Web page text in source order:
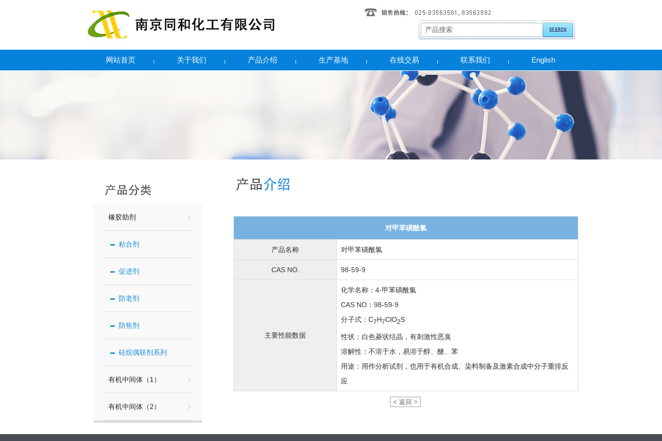
网站首页 关于我们 产品介绍 生产基地 在线交易 联系我们 English
橡胶助剂
粘合剂
促进剂
防老剂
防焦剂
硅烷偶联剂系列
有机中间体（1）
有机中间体（2）
对甲苯磺酰氯
产品名称 对甲苯磺酰氯
CAS NO. 98-59-9
主要性能数据
化学名称：4-甲苯磺酰氯
CAS NO：98-59-9
分子式： C7H7ClO2S
性状：白色菱状结晶，有刺激性恶臭
溶解性：不溶于水，易溶于醇、醚、苯
用途： 用作分析试剂，也用于有机合成、染料制备及激素合成中分子重排反
应
< 返回 >